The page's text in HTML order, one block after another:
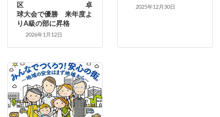
区 卓
球大会で優勝 来年度よ
りA級の部に昇格
2026年1月12日
2025年12月30日